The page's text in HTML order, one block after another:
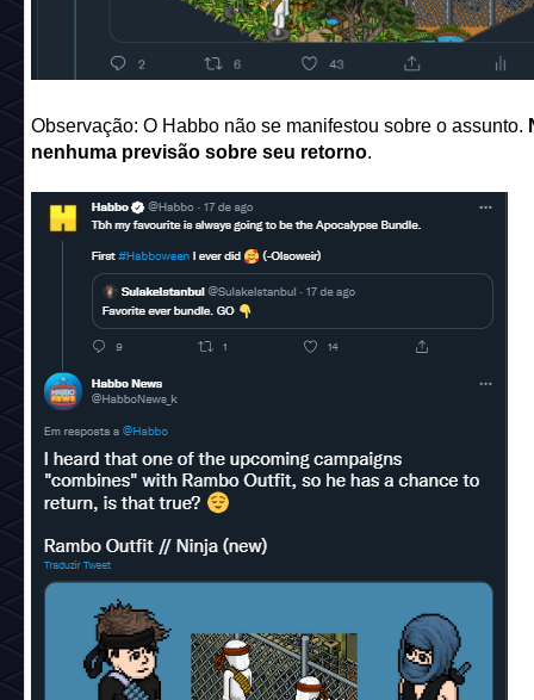
Observação: O Habbo não se manifestou sobre o assunto.
nenhuma previsão sobre seu retorno.